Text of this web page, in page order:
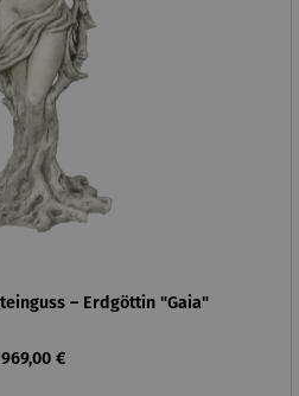
Gartenskulptur | Steinguss – Erdgöttin "Gaia"
Regulärer Preis:
969,00 €